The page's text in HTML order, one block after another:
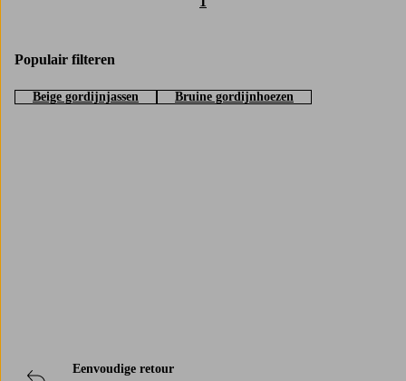
Populair filteren
Beige gordijnjassen Bruine gordijnhoezen
Eenvoudige retour